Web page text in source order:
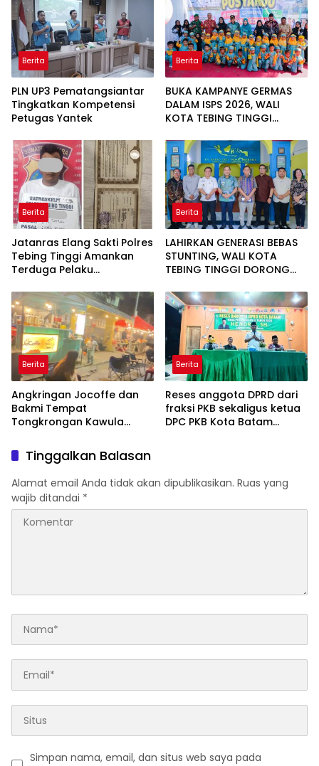
Berita
PLN UP3 Pematangsiantar
Tingkatkan Kompetensi
Petugas Yantek
Berita
BUKA KAMPANYE GERMAS
DALAM ISPS 2026, WALI
KOTA TEBING TINGGI
STUNTING
Berita
Jatanras Elang Sakti Polres
Tebing Tinggi Amankan
Terduga Pelaku
Motor
Berita
LAHIRKAN GENERASI BEBAS
STUNTING, WALI KOTA
TEBING TINGGI DORONG
Berita
Angkringan Jocoffe dan
Bakmi Tempat
Tongkrongan Kawula
Pematangsiantar
Berita
Reses anggota DPRD dari
fraksi PKB sekaligus ketua
DPC PKB Kota Batam
Ambulans, dan Sarana
Olahraga
Tinggalkan Balasan
Alamat email Anda tidak akan dipublikasikan. Ruas yang
wajib ditandai *
Simpan nama, email, dan situs web saya pada